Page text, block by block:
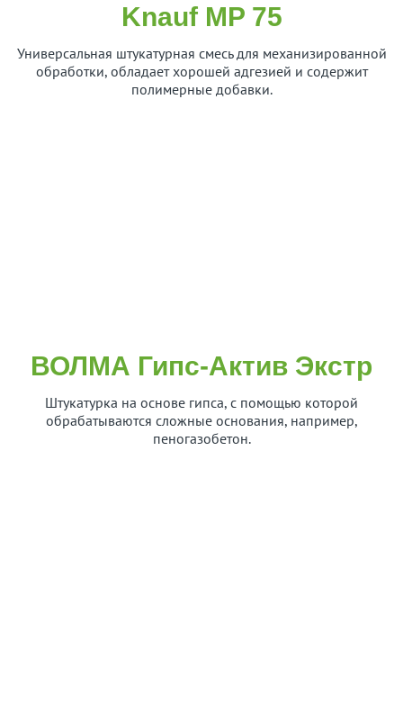
Knauf MP 75
Универсальная штукатурная смесь для механизированной
обработки, обладает хорошей адгезией и содержит
полимерные добавки.
ВОЛМА Гипс-Актив Экстр
Штукатурка на основе гипса, с помощью которой
обрабатываются сложные основания, например,
пеногазобетон.